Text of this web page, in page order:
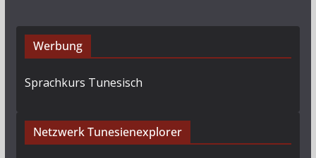
Werbung
Sprachkurs Tunesisch
Netzwerk Tunesienexplorer